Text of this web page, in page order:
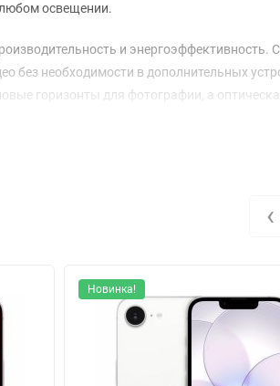
освещении.
и энергоэффективность.
без необходимости в дополнительных
горизонты для фотографии, а
18 часов просмотра видео в режиме
Защита от воды и пыли позволяет
Новинка!
‹